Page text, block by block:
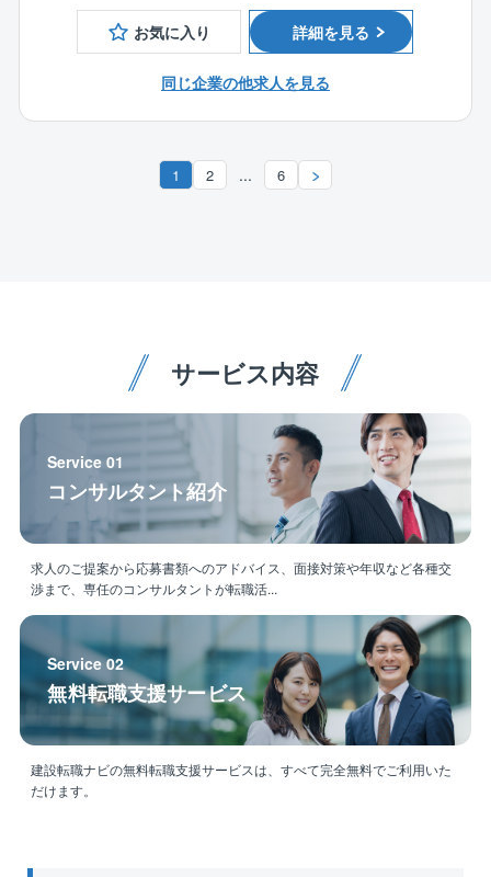
■大規模修繕工事の設計監理/工事管理
■退去に伴うオフィス移転業務等
策定、建物・設備の維持管理など幅広い業務の中か
【同社の魅力】
★担当していただく工事は大規模なものから、5～10万
円ほどの小中規模のものまで様々です。
※業務については、同オフィス内でメンバー間でも共有
をしているため、残業時間が月20時間を超える際に
は、代理で対応する体制を整えています。
★勤務形態等：フレックスタイム、リモートワーク
（在宅勤務、サテライトオフィス等）制度あり！
最低3時間就業をすれば、業務や予定に合わせて柔軟に
就業が可能です！
★担当エリアは岡山県内、広島県内の為、日帰り出張
がほとんどで長期出張は発生しません。
【育休、産休について】
■育児休職などの制度、フレックス勤務やリモートワー
ク、その他WLB（ワークライフバランス）の実現をサ
ポートする各種制度も整っておりますので、育児と仕
事を両立することも可能と考えています。男性社員の
育児休職取得も推奨しています。
■電気工事施工管理技士
■電気主任技術者
■ファシリティマネジャー
お気に入り 詳細を見る
同じ企業の他求人を見る
1 2 ... 6
サービス内容
Service 01
コンサルタント紹介
求人のご提案から応募書類へのアドバイス、面接対策や年収など各種交
渉まで、専任のコンサルタントが転職活...
Service 02
無料転職支援サービス
建設転職ナビの無料転職支援サービスは、すべて完全無料でご利用いた
だけます。